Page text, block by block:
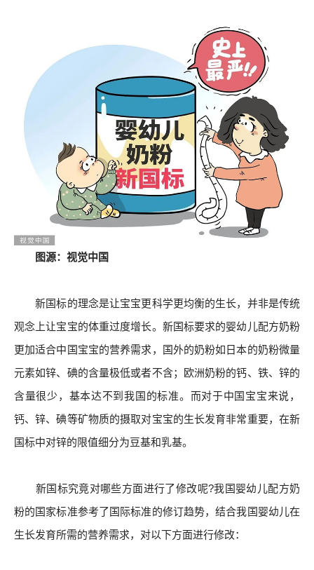
图源：视觉中国
新国标的理念是让宝宝更科学更均衡的生长，并非是传统
观念上让宝宝的体重过度增长。新国标要求的婴幼儿配方奶粉
更加适合中国宝宝的营养需求，国外的奶粉如日本的奶粉微量
元素如锌、碘的含量极低或者不含；欧洲奶粉的钙、铁、锌的
含量很少，基本达不到我国的标准。而对于中国宝宝来说，
钙、锌、碘等矿物质的摄取对宝宝的生长发育非常重要，在新
国标中对锌的限值细分为豆基和乳基。
新国标究竟对哪些方面进行了修改呢?我国婴幼儿配方奶
粉的国家标准参考了国际标准的修订趋势，结合我国婴幼儿在
生长发育所需的营养需求，对以下方面进行修改：